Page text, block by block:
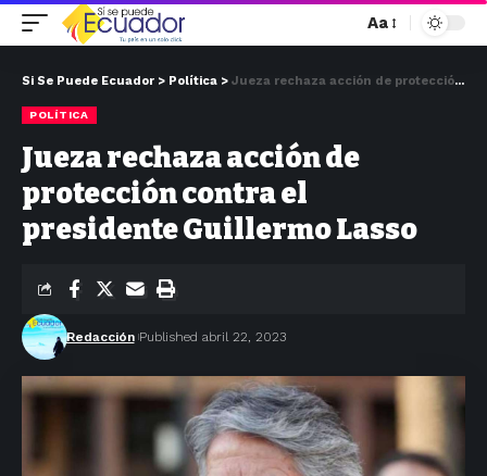
Aa
Si Se Puede Ecuador > Política > Jueza rechaza acción de protección contra el presidente Guillermo Lasso
POLÍTICA
Jueza rechaza acción de
protección contra el
presidente Guillermo Lasso
Redacción Published abril 22, 2023